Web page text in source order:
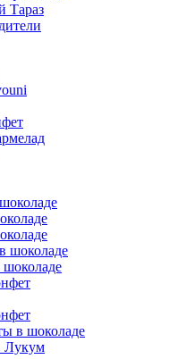
Тараз
шоколаде
в шоколаде
Лукум